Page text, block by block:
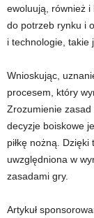
ewoluują, również
do potrzeb rynku i
i technologie, takie
Wnioskując,
procesem, który
Zrozumienie zasad
decyzje boiskowe
piłkę nożną.
uwzględniona w
zasadami gry.
Artykuł